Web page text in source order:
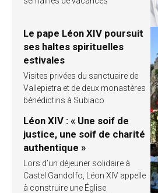
Le pape Léon XIV poursuit
ses haltes spirituelles
estivales
Visites privées du sanctuaire de
Vallepietra et de deux monastères
bénédictins à Subiaco
Léon XIV : « Une soif de
justice, une soif de charité
authentique »
Lors d’un déjeuner solidaire à
Castel Gandolfo, Léon XIV appelle
à construire une Église